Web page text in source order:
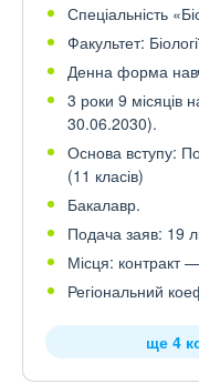
Спеціальність
Факультет:
Денна форма
3 роки 9 місяців
30.06.2030).
Основа вступу:
(11 класів)
Бакалавр.
Подача заяв: 19
Місця: контракт
Регіональний
ще 4